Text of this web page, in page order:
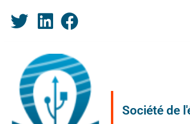
Société de